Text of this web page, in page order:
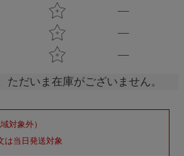
—
—
—
ただいま在庫がございません。
対象外）
は当日発送対象